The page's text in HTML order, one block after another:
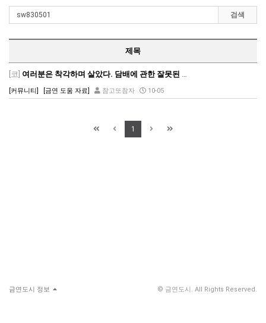
검색
제목
[코] 여러분은 착각하며 살았다. 담배에 관한 잘못된 상식
[커뮤니티] [금연 도움 자료] 참고또참자 10-05
1
금연도시 정보 © 금연도시. All Rights Reserved.